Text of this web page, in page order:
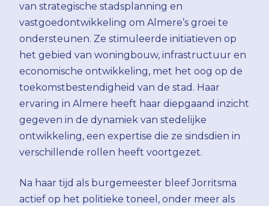
van strategische stadsplanning en
vastgoedontwikkeling om Almere’s groei te
ondersteunen. Ze stimuleerde initiatieven op
het gebied van woningbouw, infrastructuur en
economische ontwikkeling, met het oog op de
toekomstbestendigheid van de stad. Haar
ervaring in Almere heeft haar diepgaand inzicht
gegeven in de dynamiek van stedelijke
ontwikkeling, een expertise die ze sindsdien in
verschillende rollen heeft voortgezet.
Na haar tijd als burgemeester bleef Jorritsma
actief op het politieke toneel, onder meer als